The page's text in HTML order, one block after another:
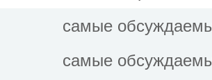
самые
самые